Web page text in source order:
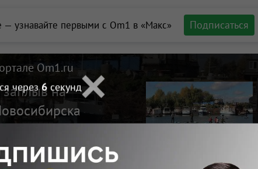
— узнавайте первыми с Om1 в «Макс» Подписаться
Om1.ru
заплыв на
через4 секунд